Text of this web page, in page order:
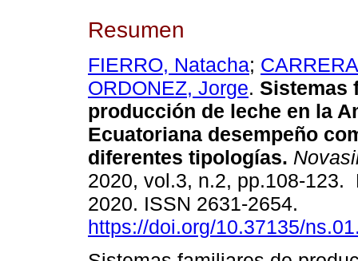
Resumen
FIERRO, Natacha;
ORDONEZ, Jorge. Sistemas
producción de leche en la
Ecuatoriana desempeño
diferentes tipologías.
2020, vol.3, n.2, pp.108-123.
2020. ISSN 2631-2654.
https://doi.org/10.37135/